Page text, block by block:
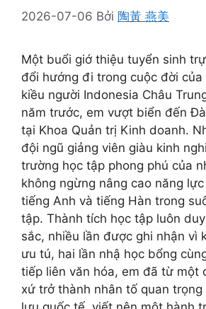
2026-07-06 Bởi 陶黃 燕美
Một buổi giớ thiệu tuyển sinh
đổi hướng đi trong cuộc đời của
kiều người Indonesia Châu
năm trước, em vượt biển đến
tại Khoa Quản trị Kinh doanh.
đội ngũ giảng viên giàu kinh
trường học tập phong phú của
không ngừng nâng cao năng
tiếng Anh và tiếng Hàn trong
tập. Thành tích học tập luôn
sắc, nhiều lần được ghi nhận vì
ưu tú, hai lần nhậ học bổng
tiếp liên văn hóa, em đã từ một
xứ trở thành nhân tố quan